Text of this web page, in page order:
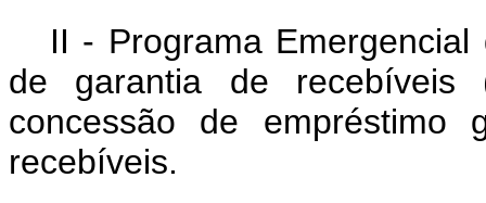
II - Programa
de garantia de recebíveis
concessão de empréstimo
recebíveis.